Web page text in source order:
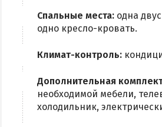
Спальные места: одна
одно кресло-кровать.
Климат-контроль:
Дополнительная
необходимой мебели,
холодильник,